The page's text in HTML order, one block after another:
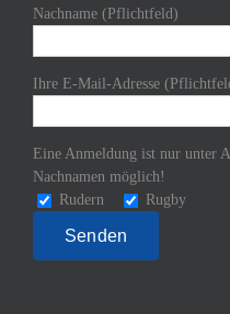
Nachname (Pflichtfeld)
Ihre E-Mail-Adresse
Eine Anmeldung ist nur unter
Nachnamen möglich!
Rudern
Rugby